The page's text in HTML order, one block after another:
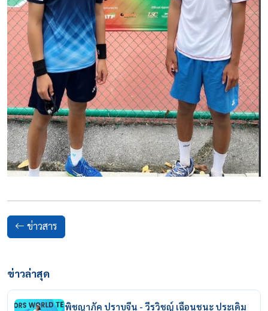
ข่าวสาร
ข่าวล่าสุด
พิชญาภัค ปราบจีน - วีรวิชญ์ เฉือนชนะ ประเดิม